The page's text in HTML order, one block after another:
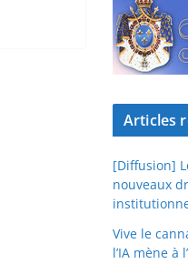
Articles
[Diffusion]
nouveaux
Vive le
l’IA mène à